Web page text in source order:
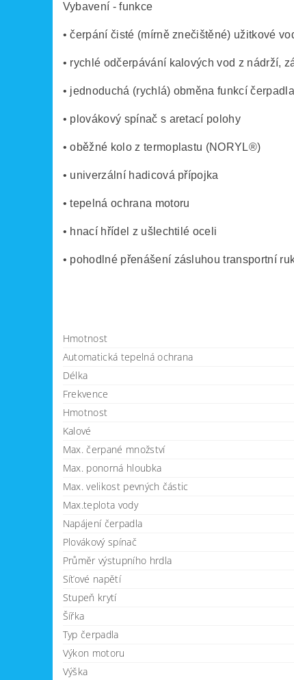
Vybavení - funkce
• čerpání čisté (mírně znečištěné) užitkové
• rychlé odčerpávání kalových vod z nádrží,
• jednoduchá (rychlá) obměna funkcí
• plovákový spínač s aretací polohy
• oběžné kolo z termoplastu (NORYL®)
• univerzální hadicová přípojka
• tepelná ochrana motoru
• hnací hřídel z ušlechtilé oceli
• pohodlné přenášení zásluhou transportní
Hmotnost
Automatická tepelná ochrana
Délka
Frekvence
Hmotnost
Kalové
Max. čerpané množství
Max. ponorná hloubka
Max. velikost pevných částic
Max.teplota vody
Napájení čerpadla
Plovákový spínač
Průměr výstupního hrdla
Síťové napětí
Stupeň krytí
Šířka
Typ čerpadla
Výkon motoru
Výška